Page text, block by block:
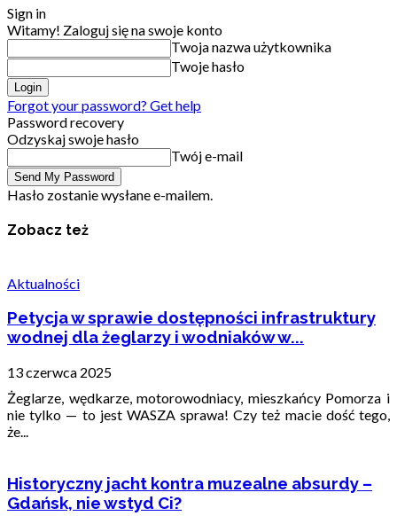
Sign in
Witamy! Zaloguj się na swoje konto
Twoja nazwa użytkownika
Twoje hasło
Forgot your password? Get help
Password recovery
Odzyskaj swoje hasło
Twój e-mail
Hasło zostanie wysłane e-mailem.
Zobacz też
Aktualności
Petycja w sprawie dostępności infrastruktury
wodnej dla żeglarzy i wodniaków w...
13 czerwca 2025
Żeglarze, wędkarze, motorowodniacy, mieszkańcy Pomorza i
nie tylko — to jest WASZA sprawa! Czy też macie dość tego,
że...
Historyczny jacht kontra muzealne absurdy –
Gdańsk, nie wstyd Ci?